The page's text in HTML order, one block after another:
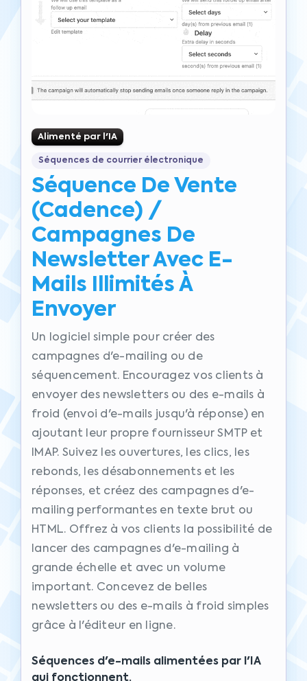
Alimenté par l'IA
Séquences de courrier électronique
Séquence De Vente
(cadence) /
Campagnes De
Newsletter Avec E-
Mails Illimités À
Envoyer
Un logiciel simple pour créer des
campagnes d'e-mailing ou de
séquencement. Encouragez vos clients à
envoyer des newsletters ou des e-mails à
froid (envoi d'e-mails jusqu'à réponse) en
ajoutant leur propre fournisseur SMTP et
IMAP. Suivez les ouvertures, les clics, les
rebonds, les désabonnements et les
réponses, et créez des campagnes d'e-
mailing performantes en texte brut ou
HTML. Offrez à vos clients la possibilité de
lancer des campagnes d'e-mailing à
grande échelle et avec un volume
important. Concevez de belles
newsletters ou des e-mails à froid simples
grâce à l'éditeur en ligne.
Séquences d'e-mails alimentées par l'IA
qui fonctionnent.